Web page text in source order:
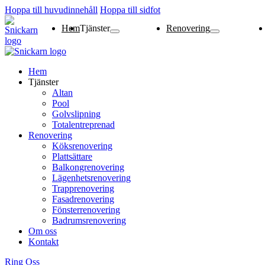
Hoppa till huvudinnehåll Hoppa till sidfot
HemTjänsterAltan
Pool
Golvslipning
Totalentreprenad RenoveringKöksrenovering
Plattsättare
Balkongrenovering
Trapprenovering
Fasadrenovering
Fönsterrenovering
Badrumsrenovering
Hem
Tjänster
Altan
Pool
Golvslipning
Totalentreprenad
Renovering
Köksrenovering
Plattsättare
Balkongrenovering
Lägenhetsrenovering
Trapprenovering
Fasadrenovering
Fönsterrenovering
Badrumsrenovering
Om oss
Kontakt
Ring Oss